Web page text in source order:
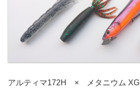
アルティマ172H × メタニウム XG